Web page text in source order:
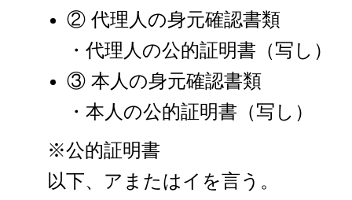
② 代理人の身元確認書類
・代理人の公的証明書（写し）
③ 本人の身元確認書類
・本人の公的証明書（写し）
※公的証明書
以下、アまたはイを言う。